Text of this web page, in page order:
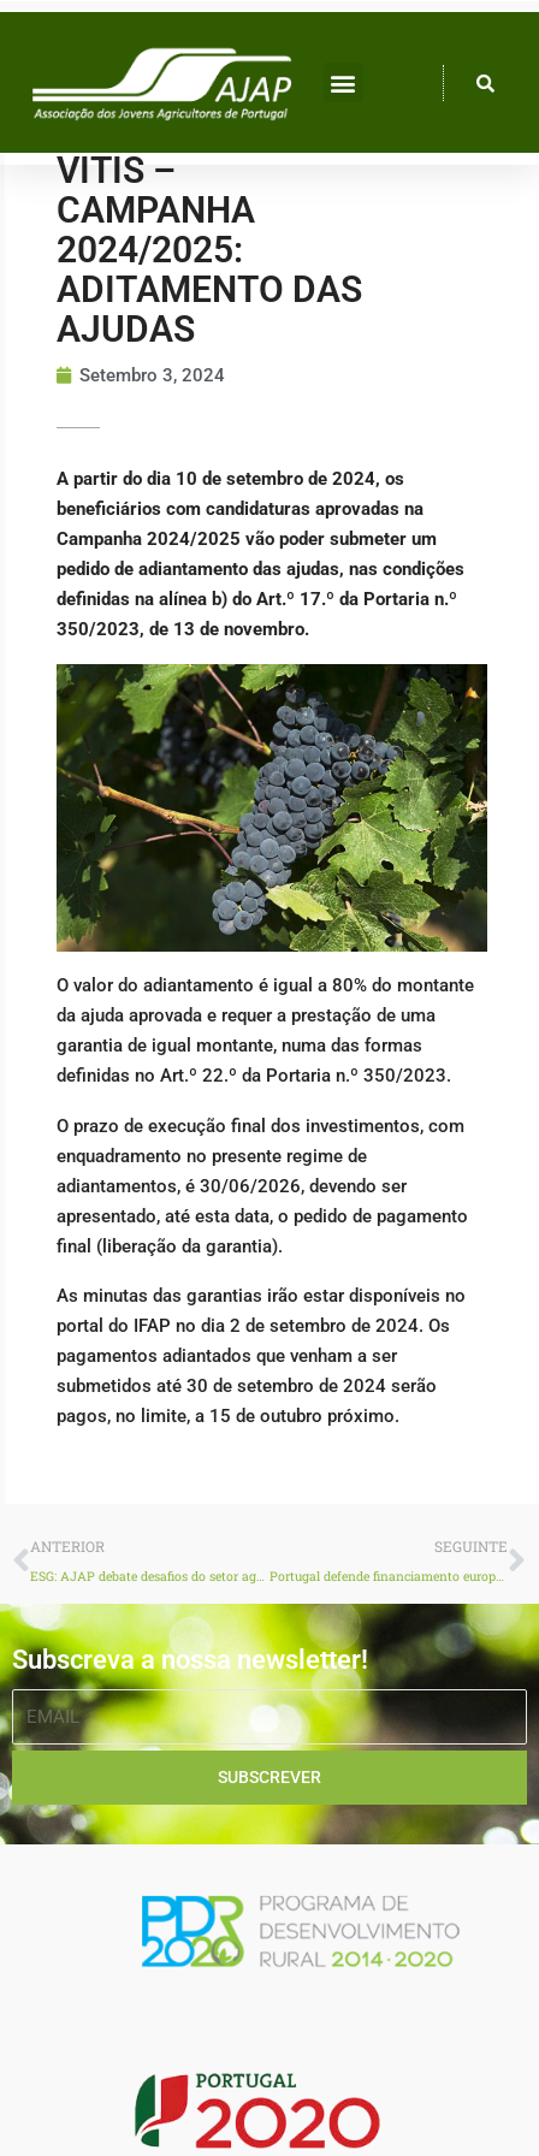
Skip
VITIS –
CAMPANHA
2024/2025:
ADITAMENTO DAS
AJUDAS
Setembro 3, 2024
A partir do dia 10 de setembro de 2024, os
beneficiários com candidaturas aprovadas na
Campanha 2024/2025 vão poder submeter um
pedido de adiantamento das ajudas, nas condições
definidas na alínea b) do Art.º 17.º da Portaria n.º
350/2023, de 13 de novembro.
O valor do adiantamento é igual a 80% do montante
da ajuda aprovada e requer a prestação de uma
garantia de igual montante, numa das formas
definidas no Art.º 22.º da Portaria n.º 350/2023.
O prazo de execução final dos investimentos, com
enquadramento no presente regime de
adiantamentos, é 30/06/2026, devendo ser
apresentado, até esta data, o pedido de pagamento
final (liberação da garantia).
As minutas das garantias irão estar disponíveis no
portal do IFAP no dia 2 de setembro de 2024. Os
pagamentos adiantados que venham a ser
submetidos até 30 de setembro de 2024 serão
pagos, no limite, a 15 de outubro próximo.
Prev
ANTERIOR
ESG: AJAP debate desafios do setor agrícola no Algarve
SEGUINTE
Portugal defende financiamento europeu para a água destinada à agricultura em reunião em Chipre
Subscreva a nossa newsletter!
EMAIL
SUBSCREVER